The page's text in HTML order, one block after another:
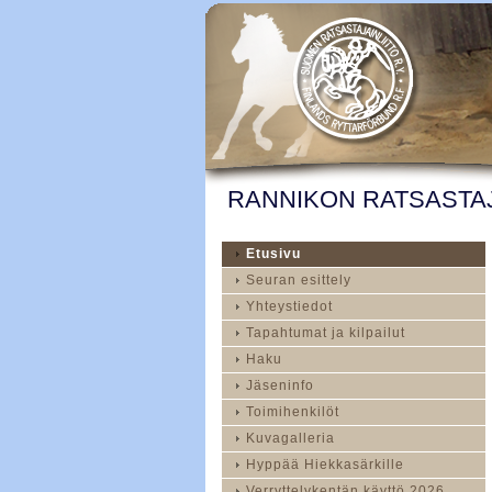
RANNIKON
Etusivu
Seuran esittely
Yhteystiedot
Tapahtumat ja kilpailut
Haku
Jäseninfo
Toimihenkilöt
Kuvagalleria
Hyppää Hiekkasärkille